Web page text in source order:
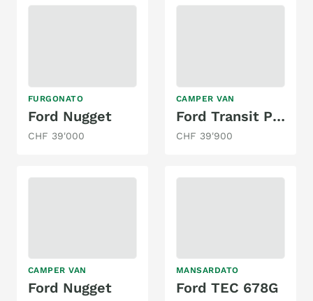
FURGONATO
Ford Nugget
CHF 39'000
CAMPER VAN
Ford Transit Panama P10
CHF 39'900
CAMPER VAN
Ford Nugget
MANSARDATO
Ford TEC 678G